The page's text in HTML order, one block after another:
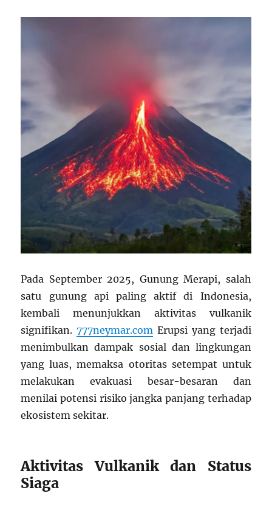
Pada September 2025, Gunung Merapi, salah
satu gunung api paling aktif di Indonesia,
kembali menunjukkan aktivitas vulkanik
signifikan.777neymar.com Erupsi yang terjadi
menimbulkan dampak sosial dan lingkungan
yang luas, memaksa otoritas setempat untuk
melakukan evakuasi besar-besaran dan
menilai potensi risiko jangka panjang terhadap
ekosistem sekitar.
Aktivitas Vulkanik dan Status
Siaga